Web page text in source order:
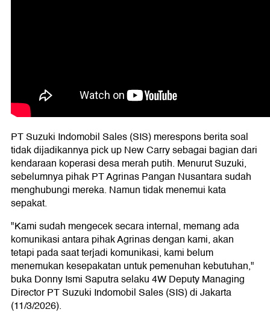
PT Suzuki Indomobil Sales (SIS) merespons berita soal
tidak dijadikannya pick up New Carry sebagai bagian dari
kendaraan koperasi desa merah putih. Menurut Suzuki,
sebelumnya pihak PT Agrinas Pangan Nusantara sudah
menghubungi mereka. Namun tidak menemui kata
sepakat.
"Kami sudah mengecek secara internal, memang ada
komunikasi antara pihak Agrinas dengan kami, akan
tetapi pada saat terjadi komunikasi, kami belum
menemukan kesepakatan untuk pemenuhan kebutuhan,"
buka Donny Ismi Saputra selaku 4W Deputy Managing
Director PT Suzuki Indomobil Sales (SIS) di Jakarta
(11/3/2026).